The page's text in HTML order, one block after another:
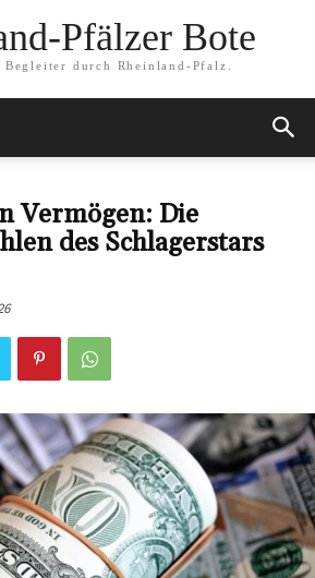
Pfälzer Bote
durch Rheinland-Pfalz.
Vermögen: Die
des Schlagerstars